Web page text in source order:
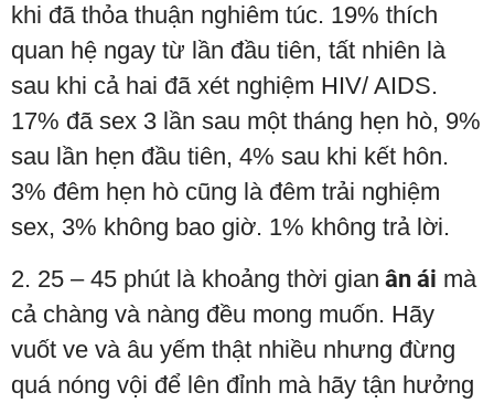
khi đã thỏa thuận nghiêm túc. 19% thích
quan hệ ngay từ lần đầu tiên, tất nhiên là
sau khi cả hai đã xét nghiệm HIV/ AIDS.
17% đã sex 3 lần sau một tháng hẹn hò, 9%
sau lần hẹn đầu tiên, 4% sau khi kết hôn.
3% đêm hẹn hò cũng là đêm trải nghiệm
sex, 3% không bao giờ. 1% không trả lời.
2. 25 – 45 phút là khoảng thời gian ân ái mà
cả chàng và nàng đều mong muốn. Hãy
vuốt ve và âu yếm thật nhiều nhưng đừng
quá nóng vội để lên đỉnh mà hãy tận hưởng